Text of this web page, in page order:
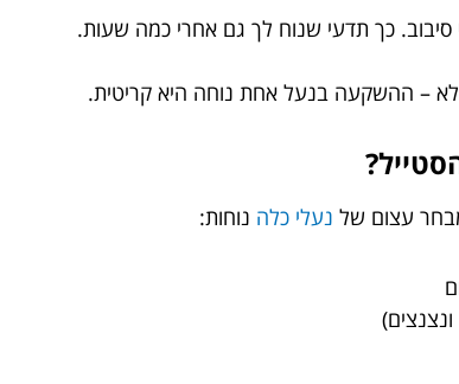
כך תדעי שנוח לך גם אחרי כמה שעות.
– ההשקעה בנעל אחת נוחה היא קריטית.
עצום של נעלי כלה נוחות: